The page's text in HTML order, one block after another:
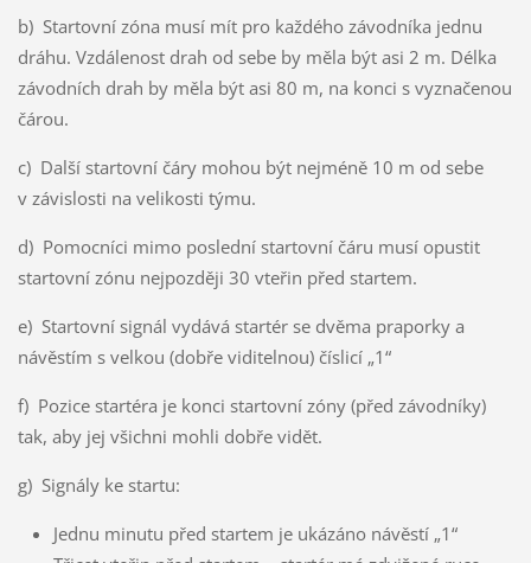
b) Startovní zóna musí mít pro každého závodníka jednu
dráhu. Vzdálenost drah od sebe by měla být asi 2 m. Délka
závodních drah by měla být asi 80 m, na konci s vyznačenou
čárou.
c) Další startovní čáry mohou být nejméně 10 m od sebe
v závislosti na velikosti týmu.
d) Pomocníci mimo poslední startovní čáru musí opustit
startovní zónu nejpozději 30 vteřin před startem.
e) Startovní signál vydává startér se dvěma praporky a
návěstím s velkou (dobře viditelnou) číslicí „1“
f) Pozice startéra je konci startovní zóny (před závodníky)
tak, aby jej všichni mohli dobře vidět.
g) Signály ke startu:
Jednu minutu před startem je ukázáno návěstí „1“